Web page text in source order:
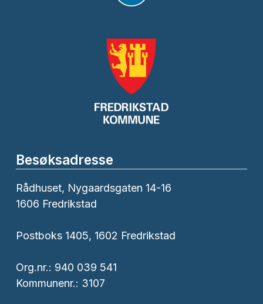
Besøksadresse
Rådhuset, Nygaardsgaten 14-16
1606 Fredrikstad
Postboks 1405, 1602 Fredrikstad
Org.nr.: 940 039 541
Kommunenr.: 3107